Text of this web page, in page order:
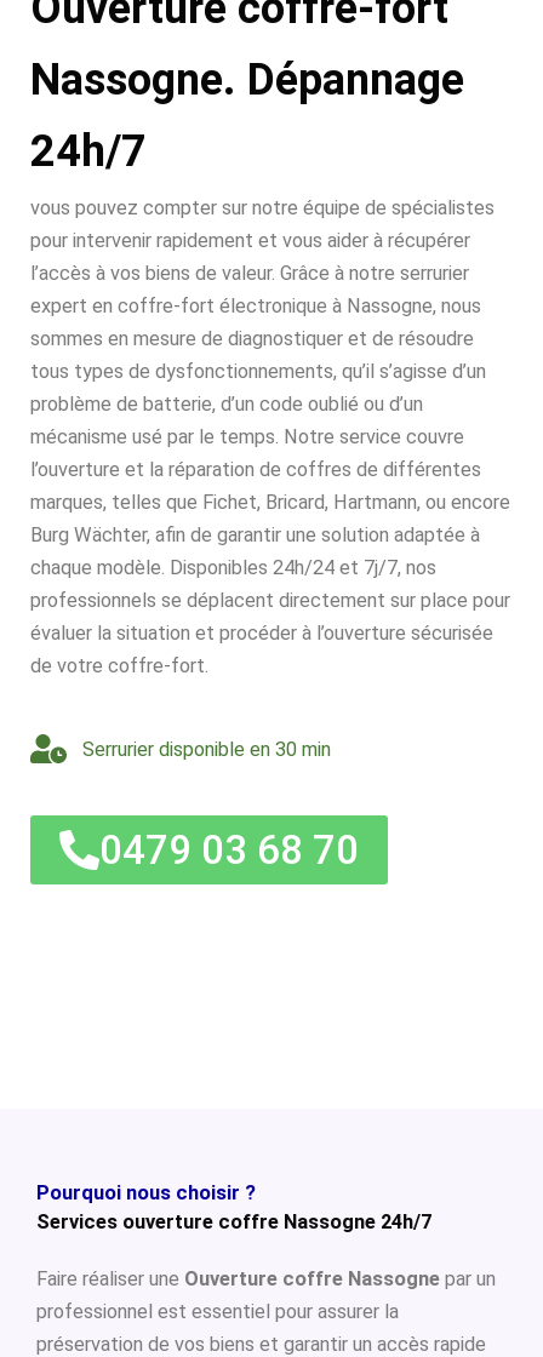
Nassogne. Dépannage
24h/7
vous pouvez compter sur notre équipe de spécialistes
pour intervenir rapidement et vous aider à récupérer
l’accès à vos biens de valeur. Grâce à notre serrurier
expert en coffre-fort électronique à Nassogne, nous
sommes en mesure de diagnostiquer et de résoudre
tous types de dysfonctionnements, qu’il s’agisse d’un
problème de batterie, d’un code oublié ou d’un
mécanisme usé par le temps. Notre service couvre
l’ouverture et la réparation de coffres de différentes
marques, telles que Fichet, Bricard, Hartmann, ou encore
Burg Wächter, afin de garantir une solution adaptée à
chaque modèle. Disponibles 24h/24 et 7j/7, nos
professionnels se déplacent directement sur place pour
évaluer la situation et procéder à l’ouverture sécurisée
de votre coffre-fort.
Serrurier disponible en 30 min
0479 03 68 70
Pourquoi nous choisir ?
Services ouverture coffre Nassogne 24h/7
Faire réaliser une Ouverture coffre Nassogne par un
professionnel est essentiel pour assurer la
préservation de vos biens et garantir un accès rapide